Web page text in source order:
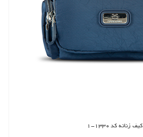
کیف زنانه کد 1330-1
اطلاعات بیشتر